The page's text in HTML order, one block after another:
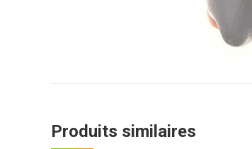
Produits similaires